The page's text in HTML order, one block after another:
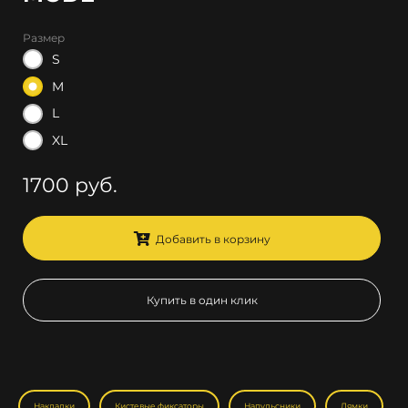
Размер
S
M
L
XL
1700 руб.
Добавить в корзину
Купить в один клик
Накладки Кистевые фиксаторы Напульсники Лямки